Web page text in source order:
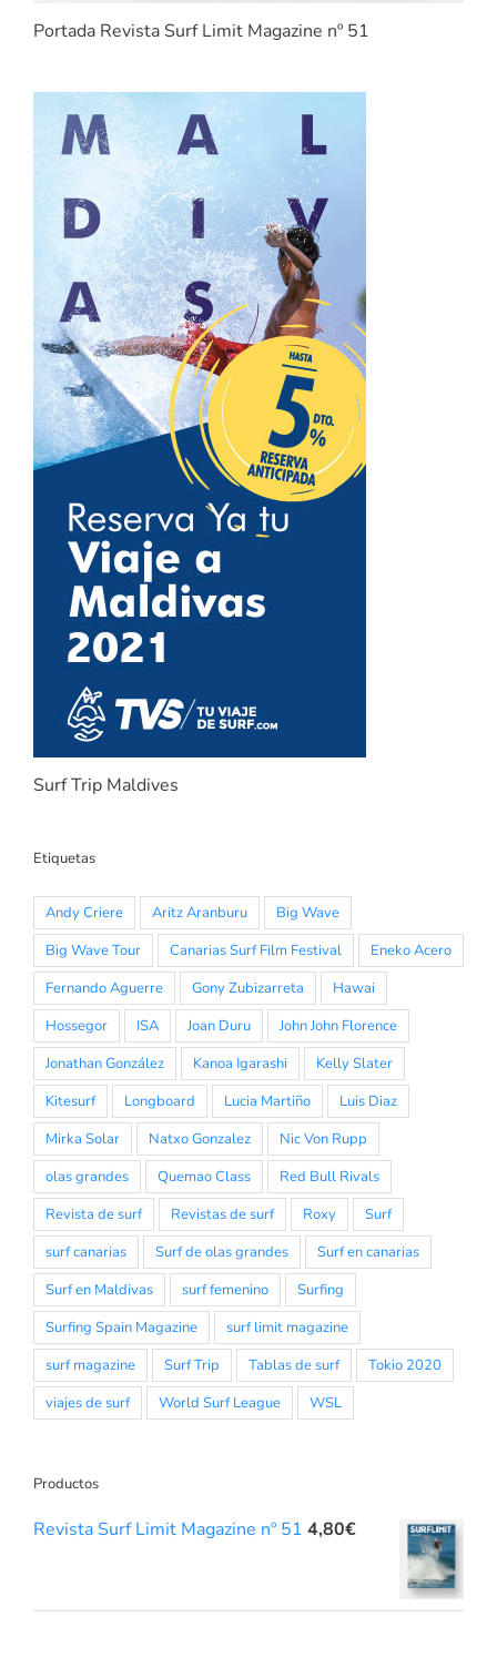
Portada Revista Surf Limit Magazine nº 51
Surf Trip Maldives
Etiquetas
Andy Criere Aritz Aranburu
Big Wave
Big Wave Tour
Canarias Surf Film Festival
Eneko Acero
Fernando Aguerre
Gony Zubizarreta
Hawai
Hossegor
ISA Joan Duru
John John Florence
Jonathan González
Kanoa Igarashi
Kelly Slater
Kitesurf
Longboard Lucia Martiño
Luis Diaz
Mirka Solar
Natxo Gonzalez
Nic Von Rupp
olas grandes
Quemao Class
Red Bull Rivals
Revista de surf
Revistas de surf Roxy
Surf
surf canarias
Surf de olas grandes
Surf en canarias
Surf en Maldivas
surf femenino
Surfing
Surfing Spain Magazine
surf limit magazine
surf magazine
Surf Trip Tablas de surf
Tokio 2020
viajes de surf
World Surf League WSL
Productos
Revista Surf Limit Magazine nº 51 4,80€